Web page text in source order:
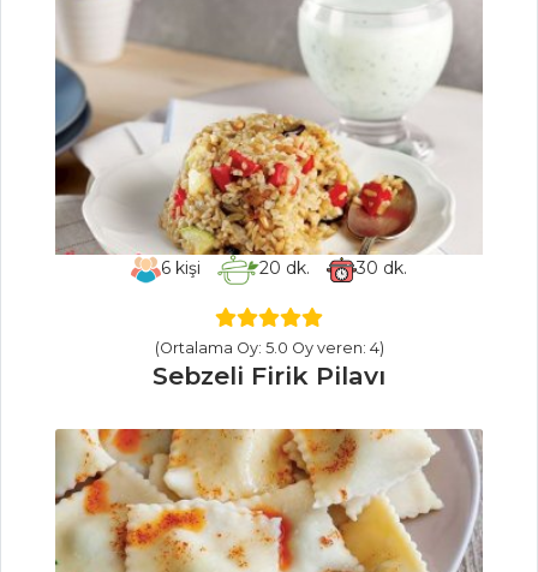
Mütebbel
KARİDESLİ
Mezeler Tüm
Tarifleri
ÇORBALAR
Bademli Tavuk
Çorbası
Yoğurtlu
Pirinç Çorbası
Çorbalar Tüm
Tarifleri
6 kişi 20 dk. 30 dk.
(Ortalama Oy: 5.0 Oy veren: 4)
Sebzeli Firik Pilavı